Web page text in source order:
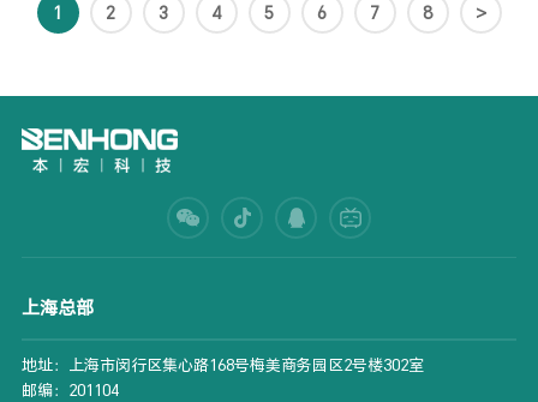
1 2 3 4 5 6 7 8 >
上海总部
地址：上海市闵行区集心路168号梅美商务园区2号楼302室
邮编：201104